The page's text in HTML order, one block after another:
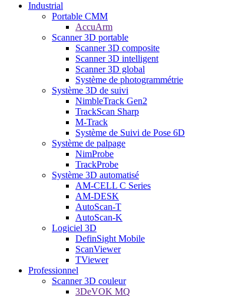
Industrial
Portable CMM
AccuArm
Scanner 3D portable
Scanner 3D composite
Scanner 3D intelligent
Scanner 3D global
Système de photogrammétrie
Système 3D de suivi
NimbleTrack Gen2
TrackScan Sharp
M-Track
Système de Suivi de Pose 6D
Système de palpage
NimProbe
TrackProbe
Système 3D automatisé
AM-CELL C Series
AM-DESK
AutoScan-T
AutoScan-K
Logiciel 3D
DefinSight Mobile
ScanViewer
TViewer
Professionnel
Scanner 3D couleur
3DeVOK MQ